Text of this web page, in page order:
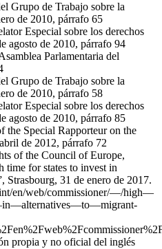
Grupo de Trabajo sobre la
de 2010, párrafo 65
Especial sobre los derechos
agosto de 2010, párrafo 94
Parlamentaria del
Grupo de Trabajo sobre la
de 2010, párrafo 58
Especial sobre los derechos
agosto de 2010, párrafo 85
Special Rapporteur on the
de 2012, párrafo 72
of the Council of Europe,
time for states to invest in
Strasbourg, 31 de enero de 2017.
en/web/commissioner/—/high—
propia y no oficial del inglés